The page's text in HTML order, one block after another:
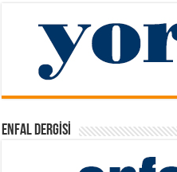
ENFAL DERGISI